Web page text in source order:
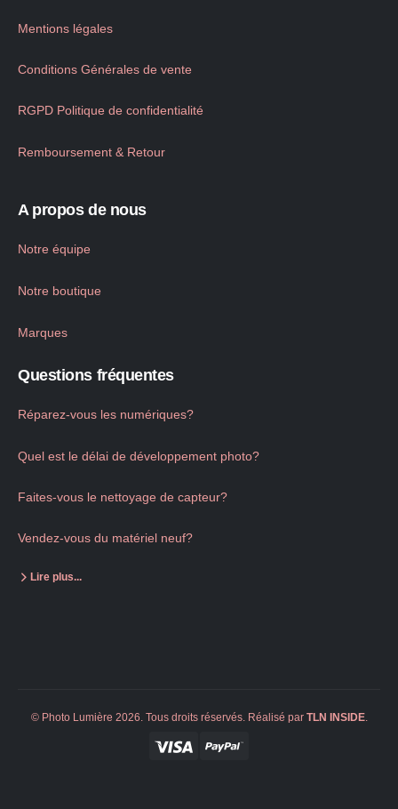
Mentions légales
Conditions Générales de vente
RGPD Politique de confidentialité
Remboursement & Retour
A propos de nous
Notre équipe
Notre boutique
Marques
Questions fréquentes
Réparez-vous les numériques?
Quel est le délai de développement photo?
Faites-vous le nettoyage de capteur?
Vendez-vous du matériel neuf?
Lire plus...
© Photo Lumière 2026. Tous droits réservés. Réalisé par TLN INSIDE.